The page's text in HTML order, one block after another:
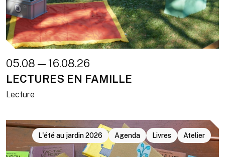
05.08 — 16.08.26
LECTURES EN FAMILLE
Lecture
L'été au jardin 2026 Agenda Livres Atelier